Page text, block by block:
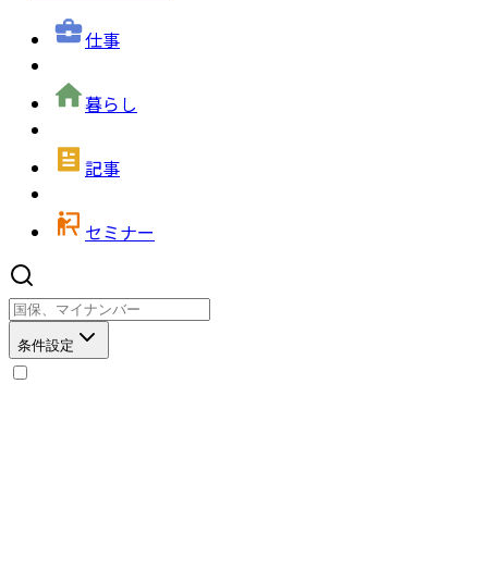
仕事
暮らし
記事
セミナー
条件設定